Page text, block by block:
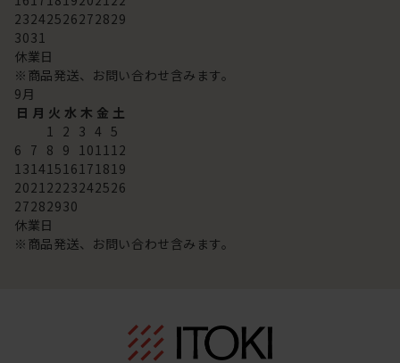
23242526272829
3031
休業日
※商品発送、お問い合わせ含みます。
9 月
日 月 火 水 木 金 土
1
2 3 4 5
6 7 8 9 10 11 12
13 14 15 16 17 18 19
2021 2223242526
27282930
休業日
※商品発送、お問い合わせ含みます。